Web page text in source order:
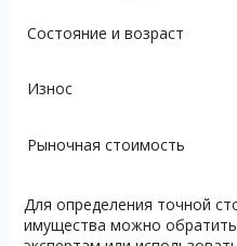
Состояние и возраст
Износ
Рыночная стоимость
Для определения точной
имущества можно